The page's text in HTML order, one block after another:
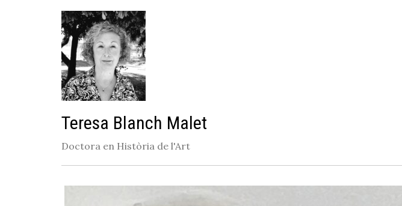
Teresa Blanch Malet
Doctora en Història de l'Art